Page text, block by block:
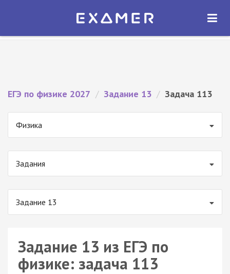
Экзамер — ЕГЭ 2027
ОТКРЫТЬ
ЕГЭ по физике 2027 / Задание 13 / Задача 113
Физика
Задания
Задание 13
Задание 13 из ЕГЭ по
физике: задача 113